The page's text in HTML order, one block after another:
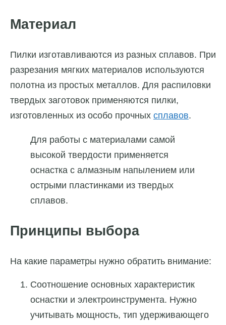
Материал
Пилки изготавливаются из разных сплавов. При
разрезания мягких материалов используются
полотна из простых металлов. Для распиловки
твердых заготовок применяются пилки,
изготовленных из особо прочных сплавов.
Для работы с материалами самой
высокой твердости применяется
оснастка с алмазным напылением или
острыми пластинками из твердых
сплавов.
Принципы выбора
На какие параметры нужно обратить внимание:
Соотношение основных характеристик
оснастки и электроинструмента. Нужно
учитывать мощность, тип удерживающего